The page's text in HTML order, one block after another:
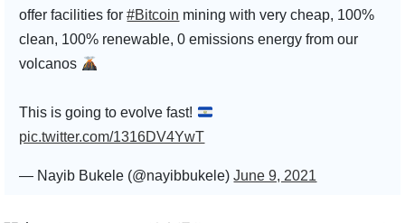
offer facilities for#Bitcoin mining with very cheap, 100%
clean, 100% renewable, 0 emissions energy from our
volcanos
This is going to evolve fast!
pic.twitter.com/1316DV4YwT
— Nayib Bukele (@nayibbukele)June 9, 2021